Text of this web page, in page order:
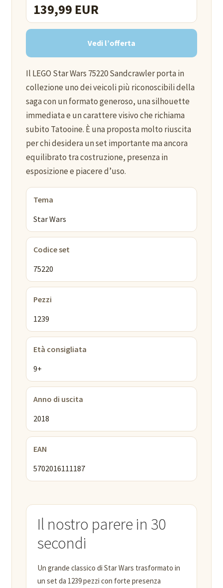
139,99 EUR
Vedi l’offerta
Il LEGO Star Wars 75220 Sandcrawler porta in
collezione uno dei veicoli più riconoscibili della
saga con un formato generoso, una silhouette
immediata e un carattere visivo che richiama
subito Tatooine. È una proposta molto riuscita
per chi desidera un set importante ma ancora
equilibrato tra costruzione, presenza in
esposizione e piacere d’uso.
Tema
Star Wars
Codice set
75220
Pezzi
1239
Età consigliata
9+
Anno di uscita
2018
EAN
5702016111187
Il nostro parere in 30
secondi
Un grande classico di Star Wars trasformato in
un set da 1239 pezzi con forte presenza